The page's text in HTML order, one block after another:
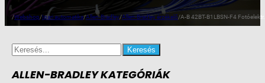
/Webshop/Ipari automatika/Allen-Bradley/Allen-Bradley érzékelő/A-B 42BT-B1LBSN-F4
Search
for:
ALLEN-BRADLEY KATEGÓRIÁK